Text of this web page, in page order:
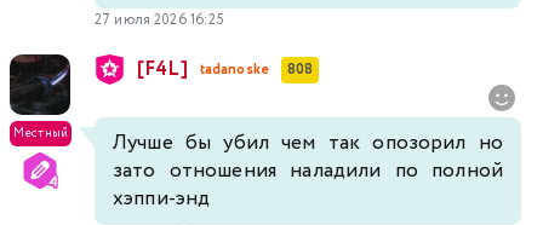
27 июля 2026 16:25
Местный
[F4L] tadanoske 808
Лучше бы убил чем так опозорил но
зато отношения наладили по полной
хэппи-энд